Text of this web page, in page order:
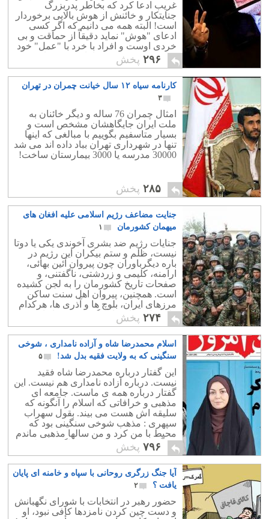
غریب ادعا کرد که بخاطر پدربزرگ
جنایتکار و خائنش از هوش بالایی برخوردار
است! البته همه می دانیم که اگر کسی
ادعای "هوش" نماید دقیقاً از حماقت و بی
خردی اوست و افراد با خرد با "عمل" خود
هوش و خرد خویش را ثابت می نمایند ، با
تواضع و بی آنکه درباره اش ادعایی کنند.
نمونه آشکار آن بانوی نابغه و فقید ایرانی
زنده یاد مریم میرزاخانی بود.یا فرزند محمد
رضا عارف با اظهاراتی بسیار شرم آور
بجای اعتراف به اینکه موقعیت سیاسی پدر
و مادرش او را به جا و مکان امروزش
رسانیده ، می گوید که با بی خردی تمام و
کمال نشان داد که پدر و مادرش فرصت
کافی برای تربیت او را نداشته اند.
۲۹۶ پخش
کارنامه سیاه ۱۲ سال خیانت چمران در تهران
۳
امثال چمران 76 ساله و دیگر خائنان به
ملت ایران جایگاهشان مشخص است و
بسیار متاسفیم بگوییم با مبالغی که اینها
تنها در شهرداری تهران بباد داده اند می شد
30000 مدرسه یا 3000 بیمارستان ساخت!
۲۸۵ پخش
جنایت مضاعف رژیم اسلامی علیه افغان های
میهمان کشورمان
۱
جنایات رژیم ضد بشری آخوندی یکی یا دوتا
نیست، ظلم و ستم بیکران این رژیم در
باره دیگرباوران چون پیروان آئین بهائی،
ارامنه، کلیمی و زردشتی، ناگفتنی، و
صفحات تاریخ کشورمان را به لجن کشیده
است. همچنین، پیروان اهل سنت ساکن
مرزهای ایران، بلوچ ها و آذری ها، هرکدام
طعم تلخ جنایت این گروه بی خدا را چشیده
اند.
۲۷۴ پخش
اسلام محمدرضا شاه و آزاده نامداری ، شوخی
سنگینی که به ولایت فقیه بدل شد!
۵
این گفتار درباره محمدرضا شاه فقید
نیست. درباره آزاده نامداری هم نیست. این
گفتار درباره همه ی ماست. جامعه ای
مذهبی و خرافاتی که اسلام را آنگونه که
سلیقه اش هست می بیند. بقول سهراب
سپهری : مذهب شوخی سنگینی بود که
محیط با من کرد و من سالها مذهبی ماندم
بی آنکه خدایی داشته باشم. اگر به فیلم ،
شعر ، موسیقی و داستانهای دهه های 30 تا
60 بنگریم بیشتر آنها بوی مذهب دارد.
مذهبی بودن در خون و رگ نویسندگان و
هنر مندان ایرانی است و ایرانیان مذهب
شیعه را هویت و فرهنگ خود قلمداد نموده
اند. اما با بررسی بیشتر متوجه می شویم
که این مذهب با اسلام واقعی فاصله بسیار
۷۹۶ پخش
آیا جنگ زرگری روحانی با سپاه و خامنه ای پایان
یافت ؟
۲
حضور رهبر در انتخابات با شورای نگهبانش
و دست چین کردن نامزدها کافی نبود، او